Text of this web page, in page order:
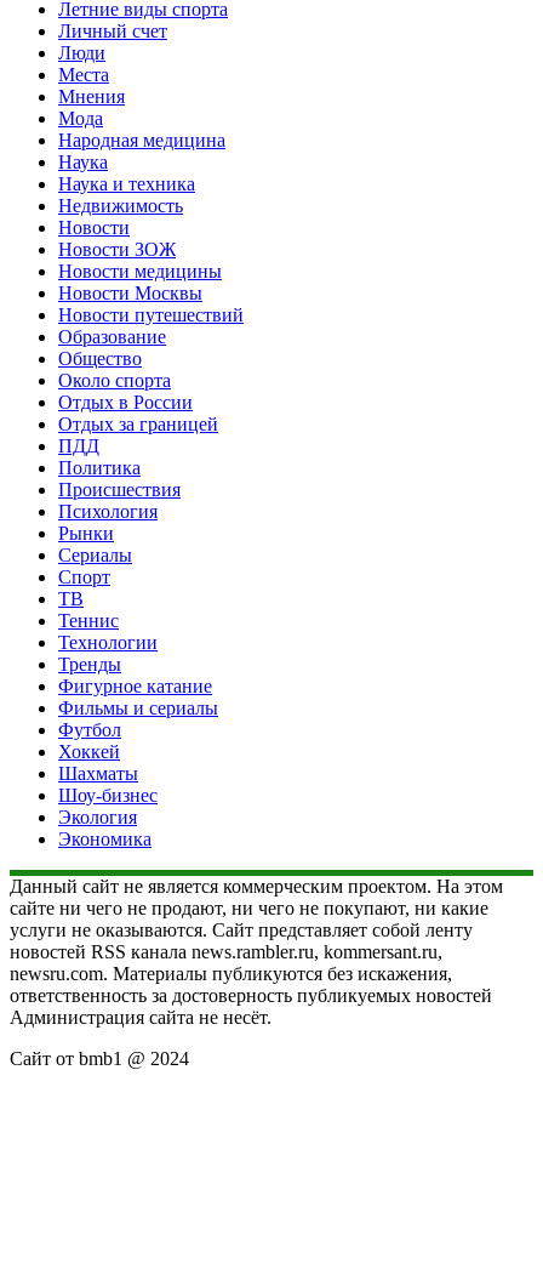
Летние виды спорта
Личный счет
Люди
Места
Мнения
Мода
Народная медицина
Наука
Наука и техника
Недвижимость
Новости
Новости ЗОЖ
Новости медицины
Новости Москвы
Новости путешествий
Образование
Общество
Около спорта
Отдых в России
Отдых за границей
ПДД
Политика
Происшествия
Психология
Рынки
Сериалы
Спорт
ТВ
Теннис
Технологии
Тренды
Фигурное катание
Фильмы и сериалы
Футбол
Хоккей
Шахматы
Шоу-бизнес
Экология
Экономика
Данный сайт не является коммерческим проектом. На этом
сайте ни чего не продают, ни чего не покупают, ни какие
услуги не оказываются. Сайт представляет собой ленту
новостей RSS канала news.rambler.ru, kommersant.ru,
newsru.com. Материалы публикуются без искажения,
ответственность за достоверность публикуемых новостей
Администрация сайта не несёт.
Сайт от bmb1 @ 2024